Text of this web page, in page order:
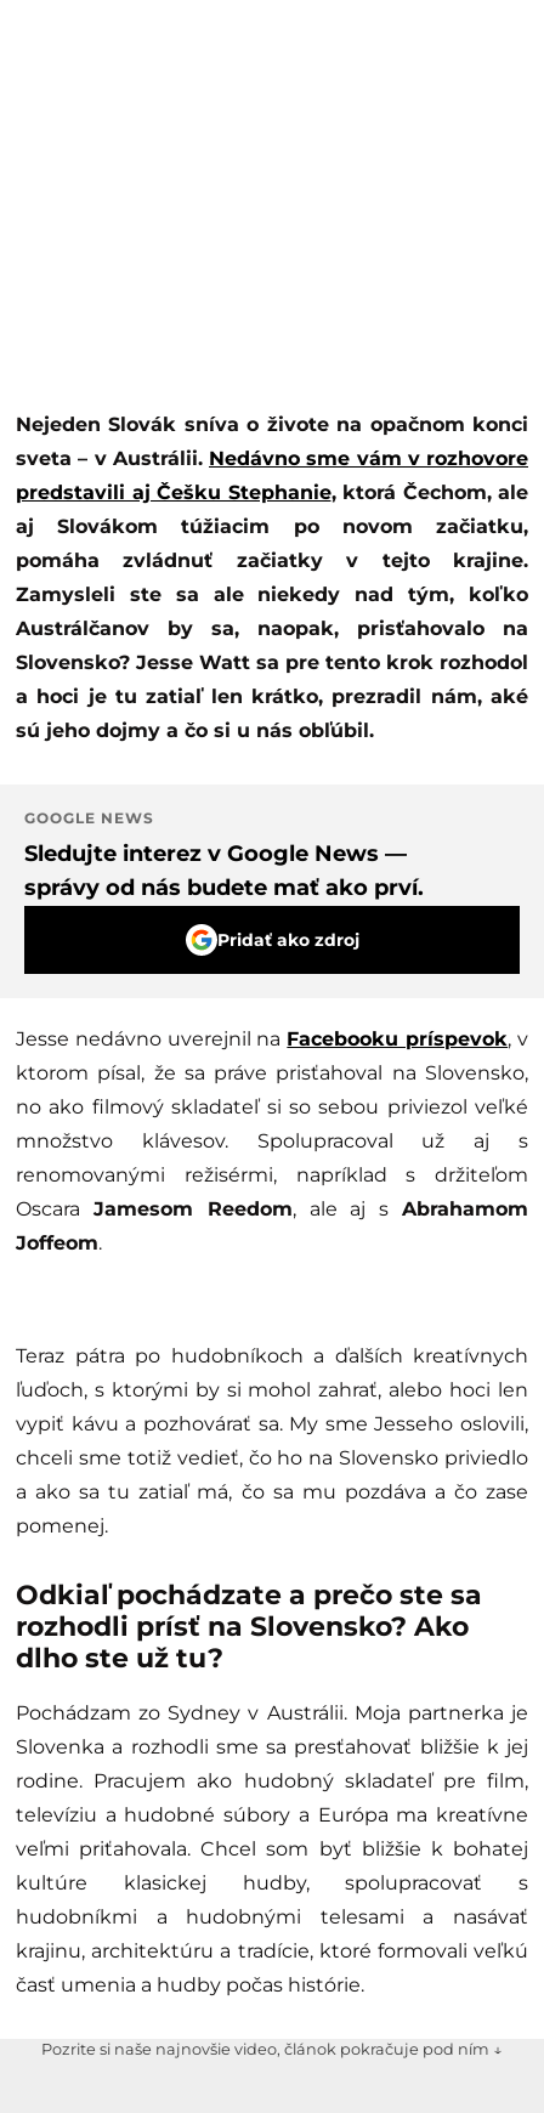
Nejeden Slovák sníva o živote na opačnom konci
sveta – v Austrálii. Nedávno sme vám v rozhovore
predstavili aj Češku Stephanie, ktorá Čechom, ale
aj Slovákom túžiacim po novom začiatku,
pomáha zvládnuť začiatky v tejto krajine.
Zamysleli ste sa ale niekedy nad tým, koľko
Austrálčanov by sa, naopak, prisťahovalo na
Slovensko? Jesse Watt sa pre tento krok rozhodol
a hoci je tu zatiaľ len krátko, prezradil nám, aké
sú jeho dojmy a čo si u nás obľúbil.
GOOGLE NEWS
Sledujte interez v Google News —
správy od nás budete mať ako prví.
Pridať ako zdroj
Jesse nedávno uverejnil na Facebooku príspevok, v
ktorom písal, že sa práve prisťahoval na Slovensko,
no ako filmový skladateľ si so sebou priviezol veľké
množstvo klávesov. Spolupracoval už aj s
renomovanými režisérmi, napríklad s držiteľom
Oscara Jamesom Reedom, ale aj sAbrahamom
Joffeom.
Teraz pátra po hudobníkoch a ďalších kreatívnych
ľuďoch, s ktorými by si mohol zahrať, alebo hoci len
vypiť kávu a pozhovárať sa. My sme Jesseho oslovili,
chceli sme totiž vedieť, čo ho na Slovensko priviedlo
a ako sa tu zatiaľ má, čo sa mu pozdáva a čo zase
pomenej.
Odkiaľ pochádzate a prečo ste sa
rozhodli prísť na Slovensko? Ako
dlho ste už tu?
Pochádzam zo Sydney v Austrálii. Moja partnerka je
Slovenka a rozhodli sme sa presťahovať bližšie k jej
rodine. Pracujem ako hudobný skladateľ pre film,
televíziu a hudobné súbory a Európa ma kreatívne
veľmi priťahovala. Chcel som byť bližšie k bohatej
kultúre klasickej hudby, spolupracovať s
hudobníkmi a hudobnými telesami a nasávať
krajinu, architektúru a tradície, ktoré formovali veľkú
časť umenia a hudby počas histórie.
Pozrite si naše najnovšie video, článok pokračuje pod ním ↓